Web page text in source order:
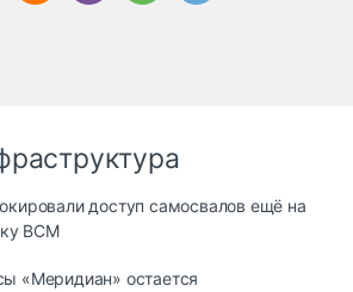
доступ самосвалов ещё на
ВСМ
«Меридиан» остается